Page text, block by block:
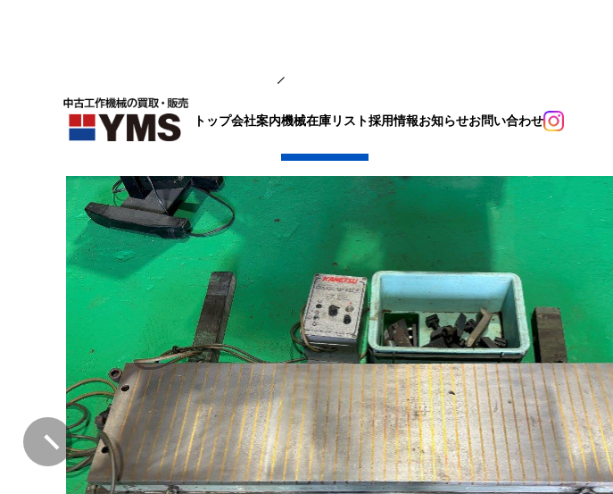
トップ会社案内機械在庫リスト採用情報お知らせお問い合わせ
マグネットチャック